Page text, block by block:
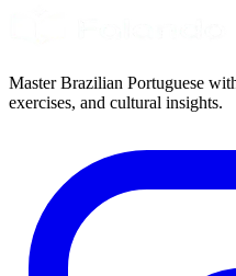
Master Brazilian Portuguese
exercises, and cultural insights.